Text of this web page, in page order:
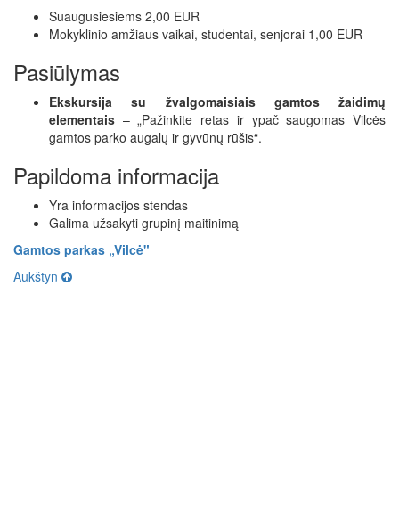
Suaugusiesiems 2,00 EUR
Mokyklinio amžiaus vaikai, studentai, senjorai 1,00 EUR
Pasiūlymas
Ekskursija su žvalgomaisiais gamtos žaidimų
elementais – „Pažinkite retas ir ypač saugomas Vilcės
gamtos parko augalų ir gyvūnų rūšis“.
Papildoma informacija
Yra informacijos stendas
Galima užsakyti grupinį maitinimą
Gamtos parkas „Vilcė"
Aukštyn